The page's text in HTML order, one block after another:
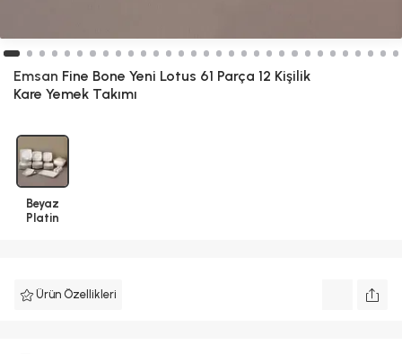
Emsan Fine Bone Yeni Lotus 61 Parça 12 Kişilik
Kare Yemek Takımı
Beyaz
Platin
Ürün Özellikleri